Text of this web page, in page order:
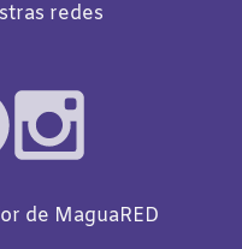
redes
de MaguaRED